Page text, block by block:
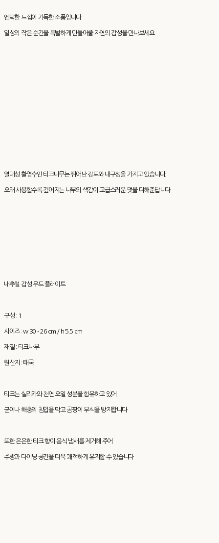
엔틱한 느낌이 가득한 소품입니다
일상의 작은 순간을 특별하게 만들어줄 자연의 감성을 만나보세요
열대성 활엽수인 티크나무는 뛰어난 강도와 내구성을 가지고 있습니다.
오래 사용할수록 깊어지는 나무의 색감이 고급스러운 멋을 더해준답니다.
내추럴 감성 우드 플레이트
구성 : 1
사이즈 : w 30 - 26 cm / h 5.5 cm
재질 : 티크나무
원산지 : 태국
티크는 실리카와 천연 오일 성분을 함유하고 있어
균이나 해충의 침입을 막고 곰팡이 부식을 방지합니다
또한 은은한 티크 향이 음식 냄새를 제거해 주어
주방과 다이닝 공간을 더욱 쾌적하게 유지할 수 있습니다